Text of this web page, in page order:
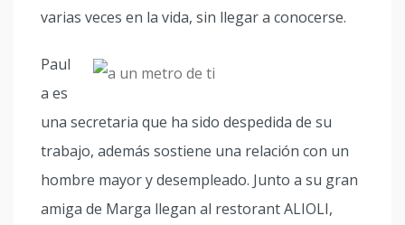
varias veces en la vida, sin llegar a conocerse.
Paul
a es
una secretaria que ha sido despedida de su
trabajo, además sostiene una relación con un
hombre mayor y desempleado. Junto a su gran
amiga de Marga llegan al restorant ALIOLI,